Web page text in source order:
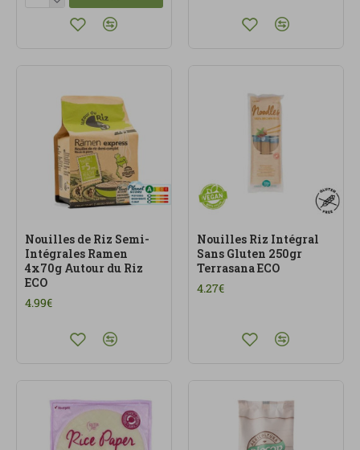
Nouilles de Riz Semi-
Intégrales Ramen
4x70g Autour du Riz
ECO
4.99€
Nouilles Riz Intégral
Sans Gluten 250gr
Terrasana ECO
4.27€